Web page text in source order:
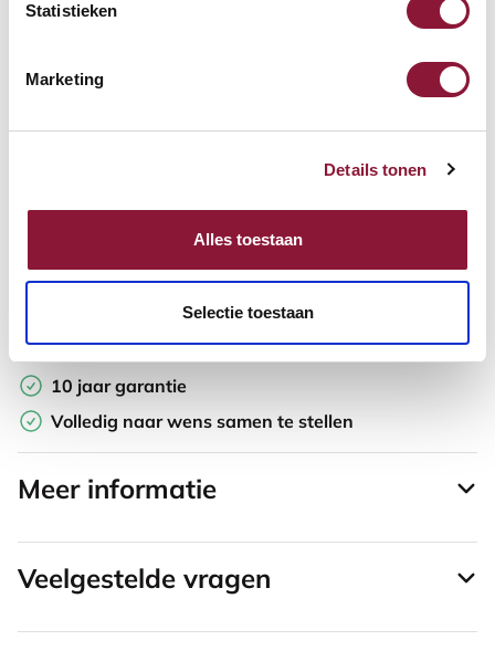
Statistieken
Marketing
Details tonen
Alles toestaan
Selectie toestaan
Op zoek naar aantallen? Maak je werkplek compleet en vraag
Toevoegen aan vergelijker
Laagste Prijsgarantie
Gratis verzending
10 jaar garantie
Volledig naar wens samen te stellen
Meer informatie
Veelgestelde vragen